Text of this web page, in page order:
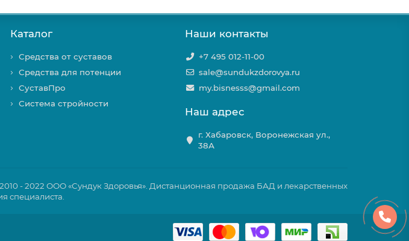
Каталог
Средства от суставов
Средства для потенции
СуставПро
Система стройности
Наши контакты
+7 495 012-11-00
sale@sundukzdorovya.ru
my.bisnesss@gmail.com
Наш адрес
г. Хабаровск, Воронежская ул.,
38А
- 2022 ООО «Сундук Здоровья». Дистанционная продажа БАД и лекарственных
специалиста.